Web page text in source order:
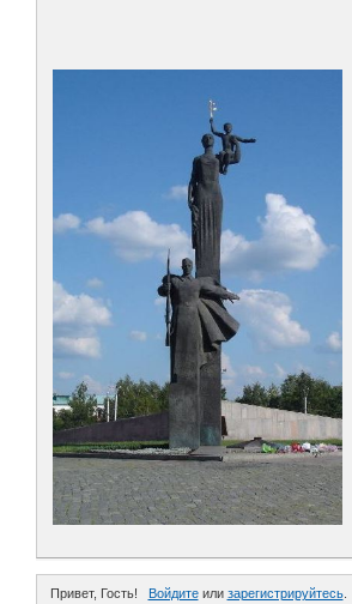
Привет, Гость! Войдитеили зарегистрируйтесь.